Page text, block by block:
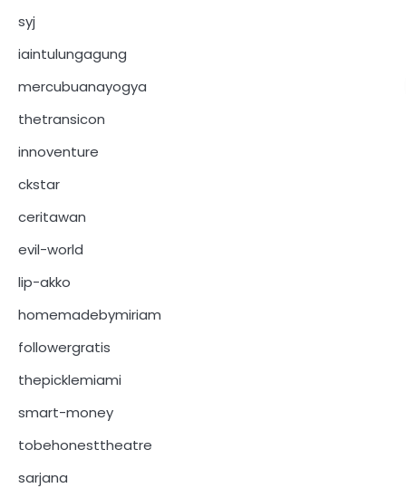
syj
iaintulungagung
mercubuanayogya
thetransicon
innoventure
ckstar
ceritawan
evil-world
lip-akko
homemadebymiriam
followergratis
thepicklemiami
smart-money
tobehonesttheatre
sarjana